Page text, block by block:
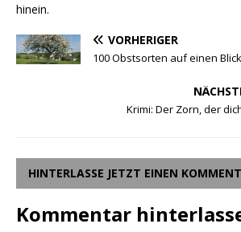
hinein.
VORHERIGER
100 Obstsorten auf einen Blick
Krimi: Der Zorn, der
HINTERLASSE JETZT EINEN
Kommentar